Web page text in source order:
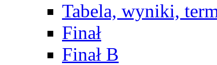
Tabela, wyniki,
Finał
Finał B